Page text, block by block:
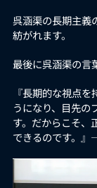
呉涵渠の長期主義
紡がれます。
最後に呉涵渠の言
『長期的な視点
うになり、目先の
す。だからこそ、
できるのです。